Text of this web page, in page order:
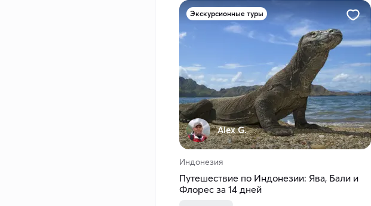
Экскурсионные туры
Alex G.
Индонезия
Путешествие по Индонезии: Ява, Бали и
Флорес за 14 дней